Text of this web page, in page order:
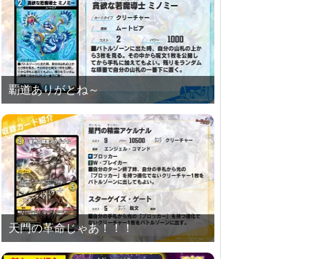
覇道ありがとね～
天門の革命じゃあ！！！